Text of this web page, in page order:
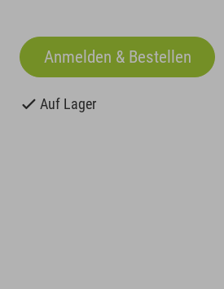
Auf Lager